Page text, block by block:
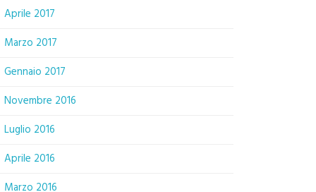
Aprile 2017
Marzo 2017
Gennaio 2017
Novembre 2016
Luglio 2016
Aprile 2016
Marzo 2016